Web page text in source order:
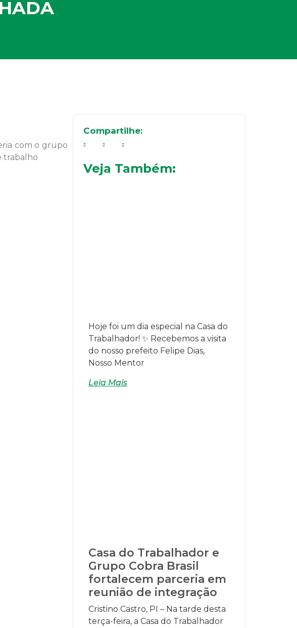
com o grupo
trabalho
Compartilhe:
Veja Também:
Hoje foi um dia especial na Casa do
Trabalhador! ✨ Recebemos a visita
do nosso prefeito Felipe Dias,
Nosso Mentor
Leia Mais
Casa do Trabalhador e
Grupo Cobra Brasil
fortalecem parceria em
reunião de integração
Cristino Castro, PI – Na tarde desta
terça-feira, a Casa do Trabalhador